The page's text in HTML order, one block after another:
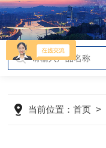
当前位置：首页 >